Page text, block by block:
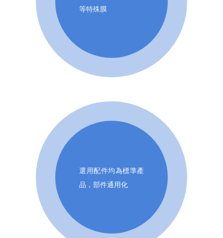
等特殊膜
選用配件均為標準產
品，部件通用化